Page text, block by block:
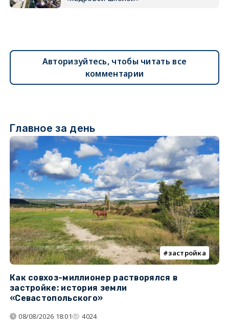
Авторизуйтесь, чтобы читать все
комментарии
Главное за день
застройка
Как совхоз-миллионер растворялся в
застройке: история земли
«Севастопольского»
08/08/2026 18:01 4024